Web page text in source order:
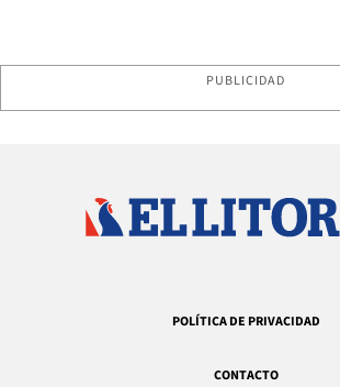
PUBLICIDAD
POLÍTICA DE PRIVACIDAD
CONTACTO